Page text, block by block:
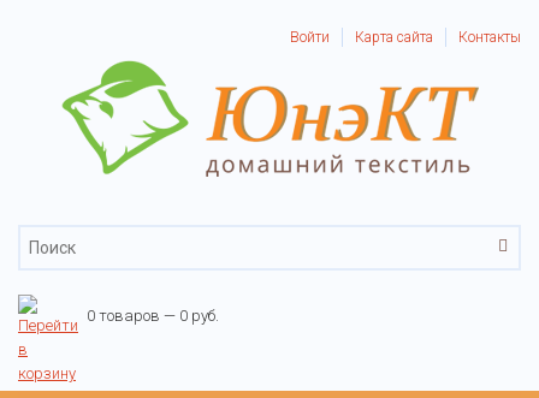
Войти Карта сайта Контакты
0 товаров — 0 руб.